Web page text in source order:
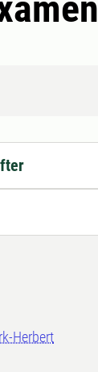
Herbert